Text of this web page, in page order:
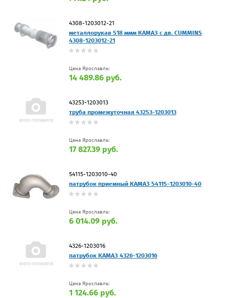
4308-1203012-21
металлорукав 518 ммм КАМАЗ с дв. CUMMINS
4308-1203012-21
Цена Ярославль:
14 489.86 руб.
43253-1203013
труба промежуточная 43253-1203013
Цена Ярославль:
17 827.39 руб.
54115-1203010-40
патрубок приемный КАМАЗ 54115-1203010-40
Цена Ярославль:
6 014.09 руб.
4326-1203016
патрубок КАМАЗ 4326-1203016
Цена Ярославль:
1 124.66 руб.